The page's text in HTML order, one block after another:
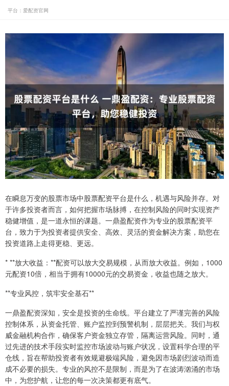
平台：爱配资官网
在瞬息万变的股票市场中股票配资平台是什么，机遇与风险并存。对
于许多投资者而言，如何把握市场脉搏，在控制风险的同时实现资产
稳健增值，是一道永恒的课题。一鼎盈配资作为专业的股票配资平
台，致力于为投资者提供安全、高效、灵活的资金解决方案，助您在
投资道路上走得更稳、更远。
* **放大收益：**配资可以放大交易规模，从而放大收益。例如，1000
元配资10倍，相当于拥有10000元的交易资金，收益也随之放大。
**专业风控，筑牢安全基石**
一鼎盈配资深知，安全是投资的生命线。平台建立了严谨完善的风险
控制体系，从资金托管、账户监控到预警机制，层层把关。我们与权
威金融机构合作，确保客户资金独立存管，隔离运营风险。同时，通
过先进的技术手段实时监控市场波动与账户状况，设置科学合理的平
仓线，旨在帮助投资者有效规避极端风险，避免因市场剧烈波动而造
成不必要的损失。专业的风控不是限制，而是为了在波涛汹涌的市场
中，为您护航，让您的每一次决策都更有底气。